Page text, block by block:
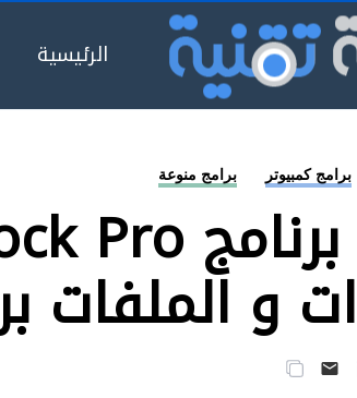
الرئيسية
برامج كمبيوتر برامج منوعة
و الملفات